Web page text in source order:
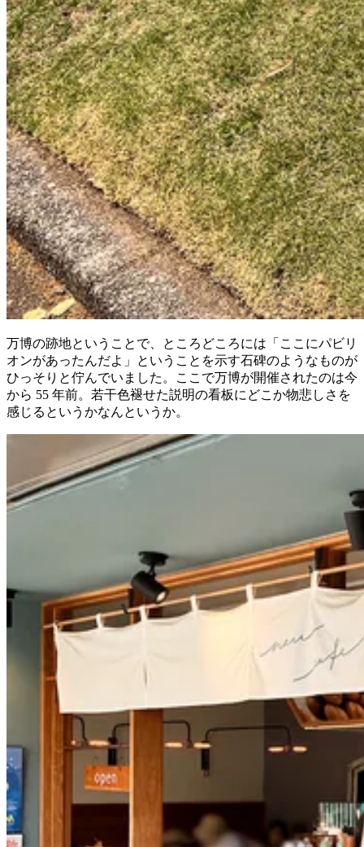
万博の跡地ということで、ところどころには「ここにパビリ
オンがあったんだよ」ということを示す石碑のようなものが
ひっそりと佇んでいました。ここで万博が開催されたのは今
から 55 年前。若干色褪せた説明の看板にどこか物悲しさを
感じるというかなんというか。